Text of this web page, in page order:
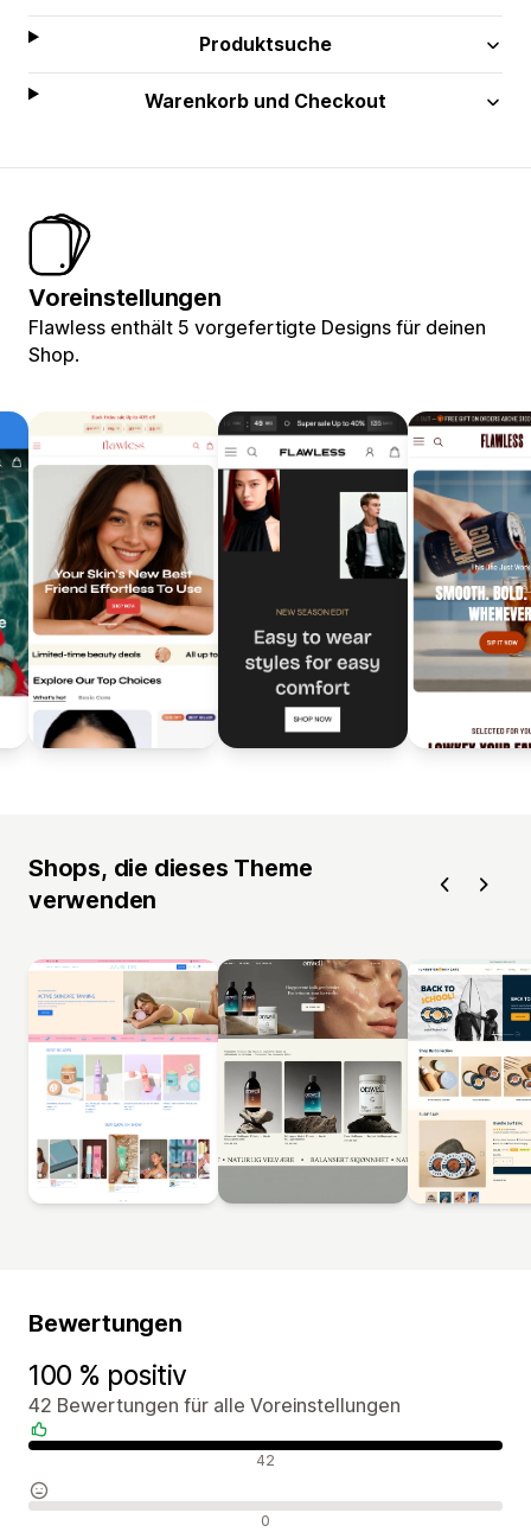
Produktsuche
Warenkorb und Checkout
Voreinstellungen
Flawless enthält 5 vorgefertigte Designs für deinen
Shop.
Shops, die dieses Theme
verwenden
Bewertungen
100 % positiv
42 Bewertungen für alle Voreinstellungen
Positive Bewertungen 42
Neutrale Bewertungen 0